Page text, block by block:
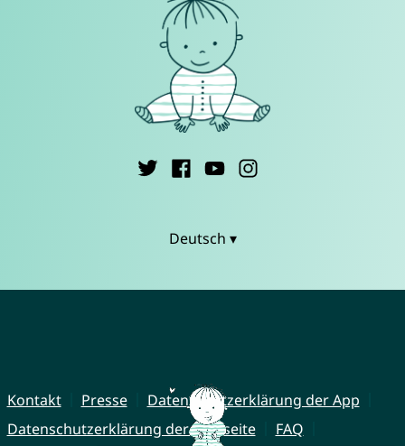
Deutsch ▾
Kontakt Presse
Datenschutzerklärung der App
Datenschutzerklärung der Webseite
FAQ